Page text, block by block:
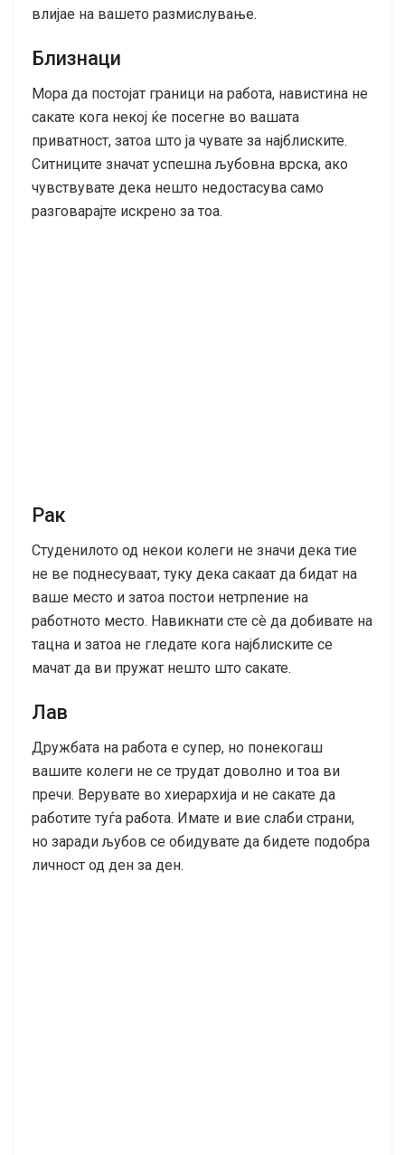
влијае на вашето размислување.
Близнаци
Мора да постојат граници на работа, навистина не
сакате кога некој ќе посегне во вашата
приватност, затоа што ја чувате за најблиските.
Ситниците значат успешна љубовна врска, ако
чувствувате дека нешто недостасува само
разговарајте искрено за тоа.
Рак
Студенилото од некои колеги не значи дека тие
не ве поднесуваат, туку дека сакаат да бидат на
ваше место и затоа постои нетрпение на
работното место. Навикнати сте сè да добивате на
тацна и затоа не гледате кога најблиските се
мачат да ви пружат нешто што сакате.
Лав
Дружбата на работа е супер, но понекогаш
вашите колеги не се трудат доволно и тоа ви
пречи. Верувате во хиерархија и не сакате да
работите туѓа работа. Имате и вие слаби страни,
но заради љубов се обидувате да бидете подобра
личност од ден за ден.